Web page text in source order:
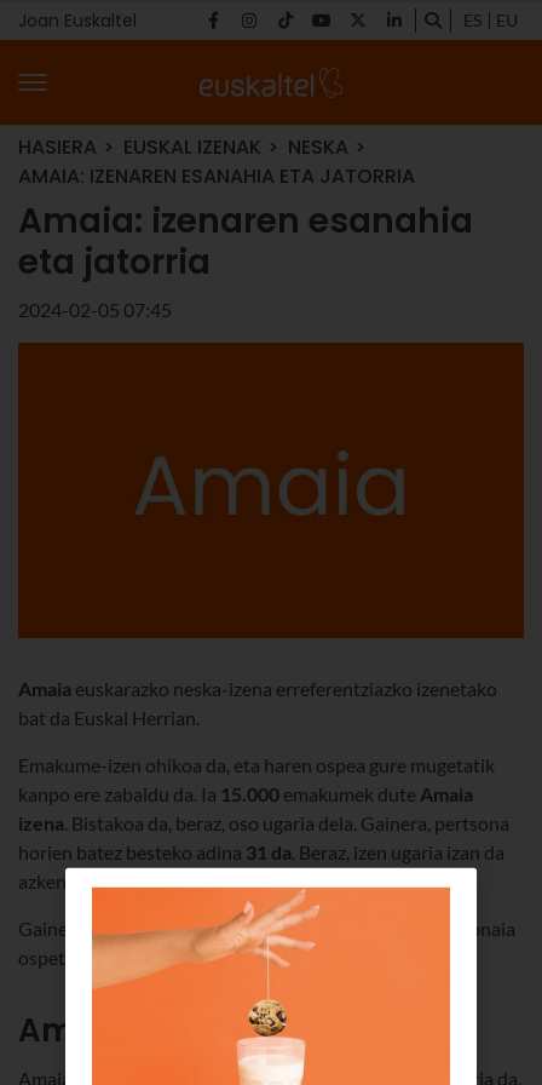
Joan Euskaltel ES EU
HASIERA EUSKAL IZENAK
NESKA
AMAIA: IZENAREN ESANAHIA ETA JATORRIA
Amaia: izenaren esanahia
eta jatorria
2024-02-05 07:45
Amaia euskarazko neska-izena erreferentziazko izenetako
bat da Euskal Herrian.
Emakume-izen ohikoa da, eta haren ospea gure mugetatik
kanpo ere zabaldu da. Ia 15.000 emakumek dute Amaia
izena. Bistakoa da, beraz, oso ugaria dela. Gainera, pertsona
horien batez besteko adina 31 da. Beraz, izen ugaria izan da
azken urteotan jaiotakoen artean.
Gainera, izen hori dute zinemako eta literaturako pertsonaia
ospetsu batzuek.
Amaia izenaren jatorria
Amaia izenaren inguruko bitxikerietako bat haren jatorria da.